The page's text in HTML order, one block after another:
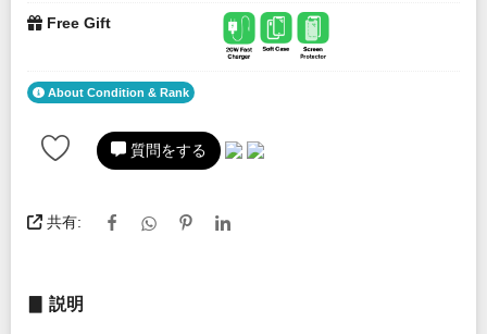
Free Gift
About Condition & Rank
質問をする
共有:
▊ 説明